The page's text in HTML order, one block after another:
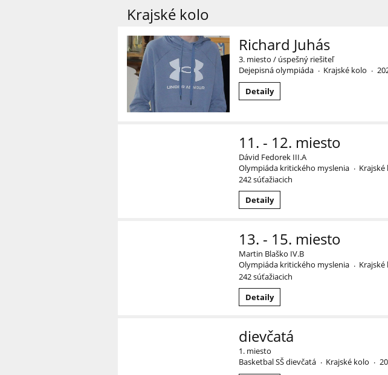
Krajské kolo
Richard Juhás
3. miesto / úspešný riešiteľ
Dejepisná olympiáda · Krajské kolo ·
Detaily
11. - 12. miesto
Dávid Fedorek III.A
Olympiáda kritického myslenia · Krajské
242 súťažiacich
Detaily
13. - 15. miesto
Martin Blaško IV.B
Olympiáda kritického myslenia · Krajské
242 súťažiacich
Detaily
dievčatá
1. miesto
Basketbal SŠ dievčatá · Krajské kolo ·